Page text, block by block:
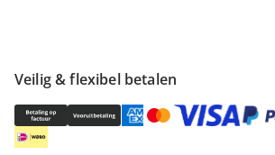
Veilig & flexibel betalen